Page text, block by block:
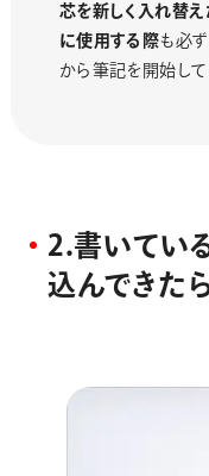
芯を新しく入れ替
に使用する際も必
から筆記を開始して
2.書いてい
込んできた